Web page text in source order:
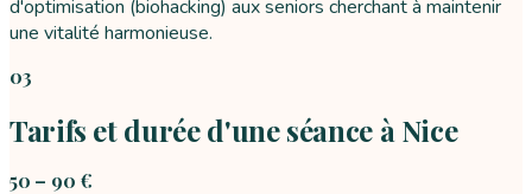
d'optimisation (biohacking) aux seniors cherchant à maintenir
une vitalité harmonieuse.
03
Tarifs et durée d'une séance à Nice
50 – 90 €